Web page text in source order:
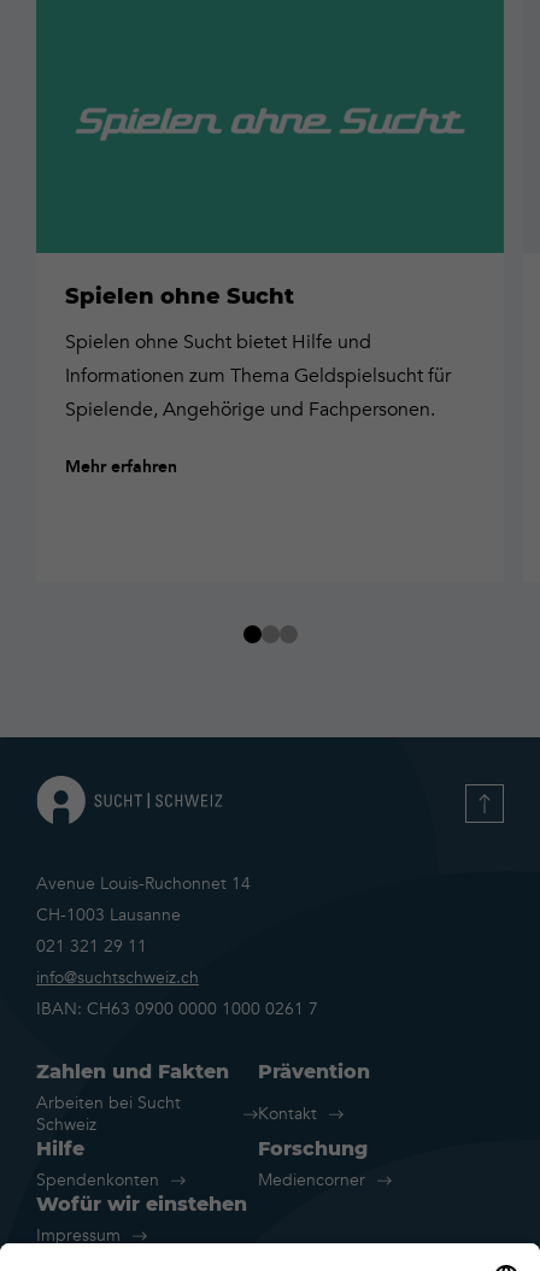
Spielen ohne Sucht
Spielen ohne Sucht bietet Hilfe und
Informationen zum Thema Geldspielsucht für
Spielende, Angehörige und Fachpersonen.
Mehr erfahren
Avenue Louis-Ruchonnet 14
CH-1003 Lausanne
021 321 29 11
info@suchtschweiz.ch
IBAN: CH63 0900 0000 1000 0261 7
Zahlen und Fakten
Arbeiten bei Sucht
Schweiz
Prävention
Kontakt
Hilfe
Spendenkonten
Forschung
Mediencorner
Wofür wir einstehen
Impressum